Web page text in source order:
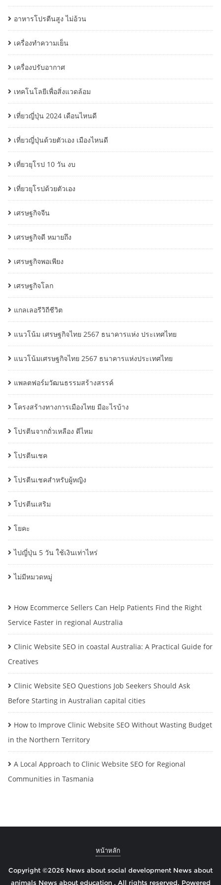
อาหารโปรตีนสูง ไม่อ้วน
เครื่องทำความเย็น
เครื่องปรับอากาศ
เทคโนโลยีเพื่อสิ่งแวดล้อม
เที่ยวญี่ปุ่น 2024 เดือนไหนดี
เที่ยวญี่ปุ่นด้วยตัวเอง เมืองไหนดี
เที่ยวยุโรป 10 วัน งบ
เที่ยวยุโรปด้วยตัวเอง
เศรษฐกิจจีน
เศรษฐกิจดี หมายถึง
เศรษฐกิจพอเพียง
เศรษฐกิจโลก
แกลเลอรีวิถีชีวิต
แนวโน้ม เศรษฐกิจไทย 2567 ธนาคารแห่ง ประเทศไทย
แนวโน้มเศรษฐกิจไทย 2567 ธนาคารแห่งประเทศไทย
แพลตฟอร์มวัฒนธรรมสร้างสรรค์
โครงสร้างทางการเมืองไทย มีอะไรบ้าง
โปรตีนจากถั่วเหลือง ดีไหม
โปรตีนเชค
โปรตีนเชคสำหรับผู้หญิง
โปรตีนเสริม
โยคะ
ไปญี่ปุ่น 5 วัน ใช้เงินเท่าไหร่
ไม่มีหมวดหมู่
How Ecommerce Sellers Can Help Patients Find the Right
Service Faster in regional Australia
Clinic Website SEO in coastal Australia: A Practical Guide for
Creatives
Clinic Website SEO Questions Job Seekers Should Ask
Before Starting in Australian capital cities
How to Improve Clinic Website SEO Without Wasting Budget
in the Northern Territory
A Local Approach to Clinic Website SEO for Regional
Communities in Tasmania
หน้าหลัก
Copyright ©2026 News about social development News about
animals News about education . All rights reserved. Powered